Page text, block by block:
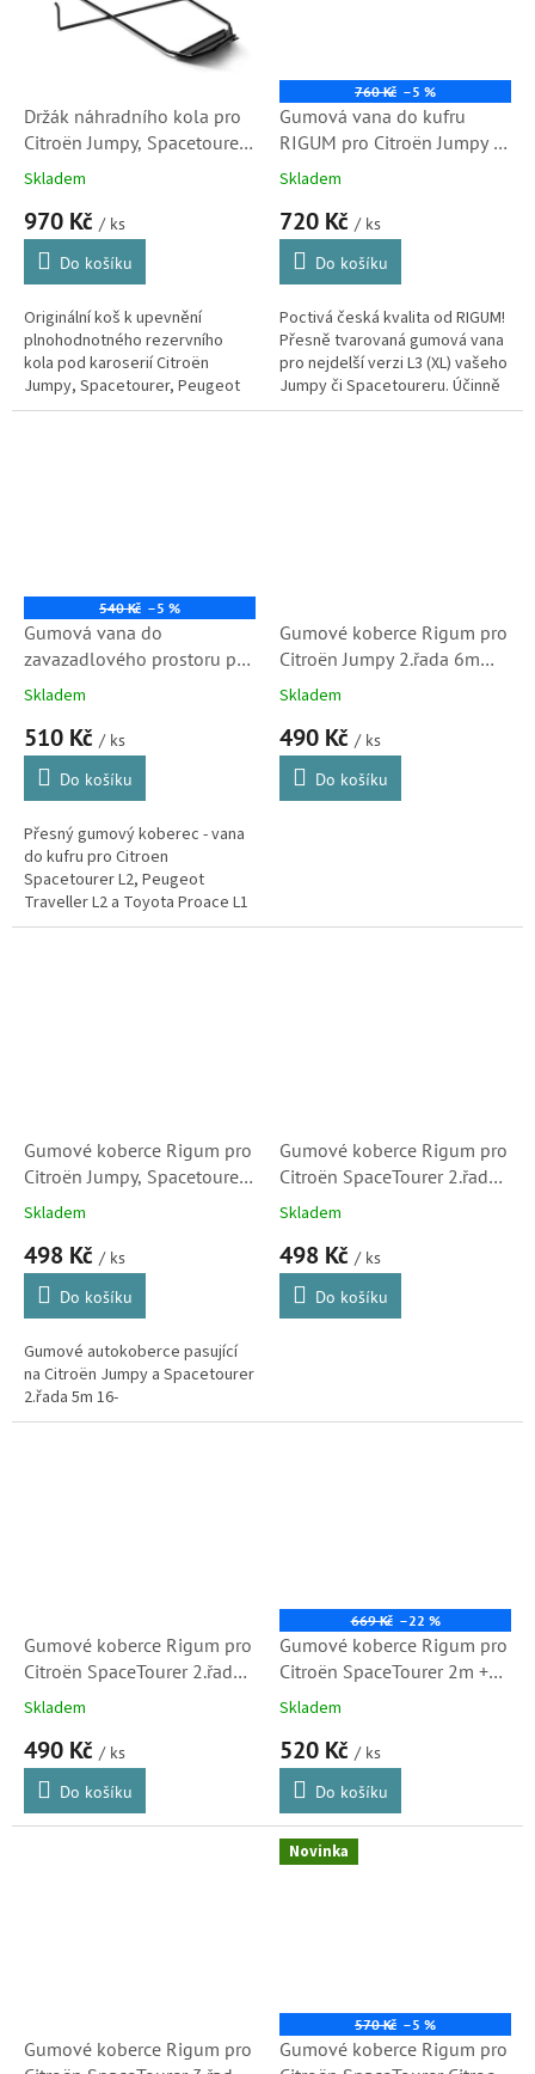
Držák náhradního kola pro
Citroën Jumpy, Spacetourer,
Peugeot Expert, Traveller,
Skladem
970 Kč / ks
Do košíku
Originální koš k upevnění
plnohodnotného rezervního
kola pod karoserií Citroën
Jumpy, Spacetourer, Peugeot
Expert, Traveller, Opel Zafira,
760 Kč –5 %
Gumová vana do kufru
RIGUM pro Citroën Jumpy /
Spacetourer od rv 2016 –
Skladem
720 Kč / ks
Do košíku
Poctivá česká kvalita od RIGUM!
Přesně tvarovaná gumová vana
pro nejdelší verzi L3 (XL) vašeho
Jumpy či Spacetoureru. Účinně
chrání podlahu před blátem,
540 Kč –5 %
Gumová vana do
zavazadlového prostoru pro
CITROËN SpaceTourer
Skladem
510 Kč / ks
Do košíku
Přesný gumový koberec - vana
do kufru pro Citroen
Spacetourer L2, Peugeot
Traveller L2 a Toyota Proace L1
od modelového roku 20016-.
Gumové koberce Rigum pro
Citroën Jumpy 2.řada 6m
16-
Skladem
490 Kč / ks
Do košíku
Gumové koberce Rigum pro
Citroën Jumpy, Spacetourer
2.řada 5m 16-
Skladem
498 Kč / ks
Do košíku
Gumové autokoberce pasující
na Citroën Jumpy a Spacetourer
2.řada 5m 16-
Gumové koberce Rigum pro
Citroën SpaceTourer 2.řada
5m 16-
Skladem
498 Kč / ks
Do košíku
Gumové koberce Rigum pro
Citroën SpaceTourer 2.řada
6m 16-
Skladem
490 Kč / ks
Do košíku
669 Kč –22 %
Gumové koberce Rigum pro
Citroën SpaceTourer 2m +
tunel (4 díl) 2016-
Skladem
520 Kč / ks
Do košíku
Gumové koberce Rigum pro
Novinka
570 Kč –5 %
Gumové koberce Rigum pro